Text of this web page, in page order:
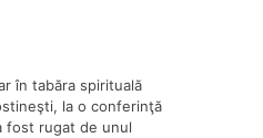
în tabăra spirituală
la o conferinţă
fost rugat de unul